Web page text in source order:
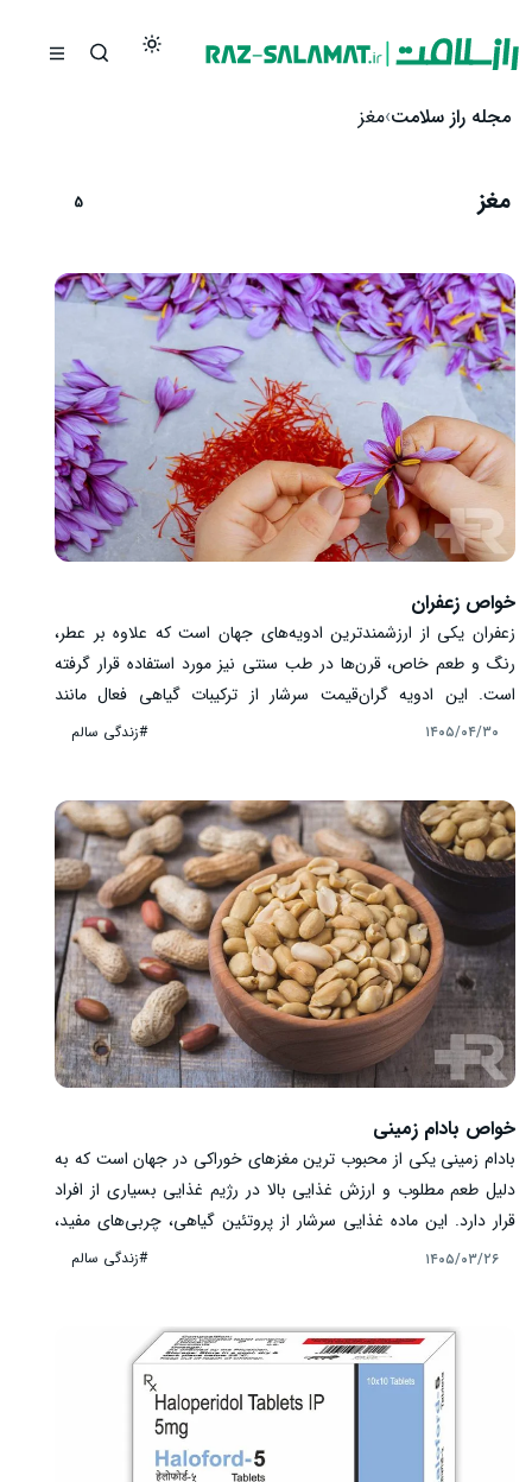
پرش به محتوا
مجله راز سلامت مغز
مغز 5
خواص زعفران
زعفران یکی از ارزشمندترین ادویه‌های جهان است که علاوه بر عطر،
رنگ و طعم خاص، قرن‌ها در طب سنتی نیز مورد استفاده قرار گرفته
است. این ادویه گران‌قیمت سرشار از ترکیبات گیاهی فعال مانند
کروسین، سافرانال و کامپفرول است که به دلیل خواص آنتی‌اکسیدانی
رژیم غذایی نیز جایگاه ویژه‌ای دارد. در ادامه با مهم‌ترین خواص زعفران
و نکات مصرف آن آشنا می‌شوید.
۱۴۰۵/۰۴/۳۰ #زندگی سالم
خواص بادام زمینی
بادام زمینی یکی از محبوب‌ ترین مغزهای خوراکی در جهان است که به
دلیل طعم مطلوب و ارزش غذایی بالا در رژیم غذایی بسیاری از افراد
قرار دارد. این ماده غذایی سرشار از پروتئین گیاهی، چربی‌های مفید،
ویتامین‌ها و مواد معدنی است. بسیاری از افراد بادام زمینی را به عنوان
بادام زمینی برای سلامتی آشنا می‌ شویم.
۱۴۰۵/۰۳/۲۶ #زندگی سالم